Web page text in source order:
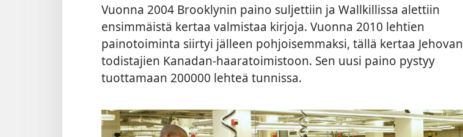
Vuonna 2004 Brooklynin paino suljettiin ja Wallkillissa alettiin
ensimmäistä kertaa valmistaa kirjoja. Vuonna 2010 lehtien
painotoiminta siirtyi jälleen pohjoisemmaksi, tällä kertaa Jehovan
todistajien Kanadan-haaratoimistoon. Sen uusi paino pystyy
tuottamaan 200000 lehteä tunnissa.